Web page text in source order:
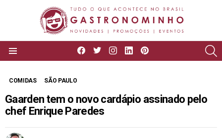
facebooktwitterinstagram
linkedin
COMIDAS SÃO PAULO
Gaarden tem o novo cardápio assinado pelo
chef Enrique Paredes